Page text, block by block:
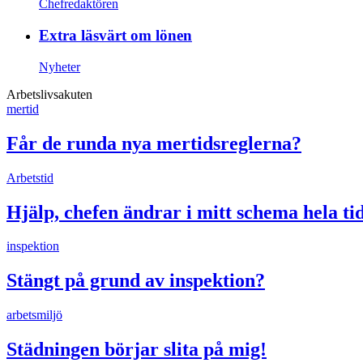
Chefredaktören
Extra läsvärt om lönen
Nyheter
Arbetslivsakuten
mertid
Får de runda nya mertidsreglerna?
Arbetstid
Hjälp, chefen ändrar i mitt schema hela
inspektion
Stängt på grund av inspektion?
arbetsmiljö
Städningen börjar slita på mig!